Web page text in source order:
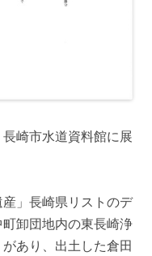
崎市水道資料館に展
」長崎県リストのデ
卸団地内の東長崎浄
あり、出土した倉田